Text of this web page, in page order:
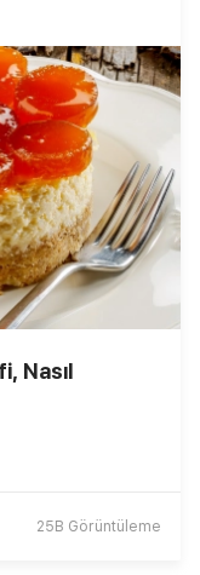
Nasıl
25B Görüntüleme